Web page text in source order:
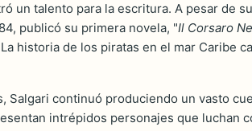
un talento para la escritura. A pesar de
publicó su primera novela, "Il Corsaro
historia de los piratas en el mar Caribe
Salgari continuó produciendo un vasto
intrépidos personajes que luchan